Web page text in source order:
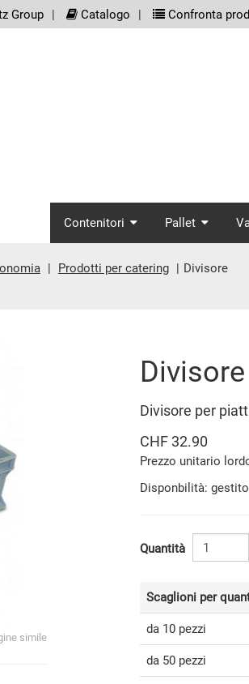
Group Catalogo Confronta
Contenitori Pallet
Prodotti per catering Divisore
simile
Divisore
Divisore per
CHF 32.90
Prezzo unitario
Disponbilità:
Quantità
Scaglioni per
da 10 pezzi
da 50 pezzi